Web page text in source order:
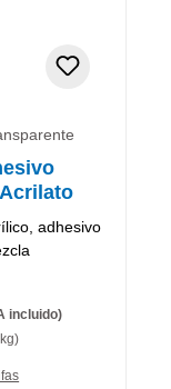
adhesivo
incluido)